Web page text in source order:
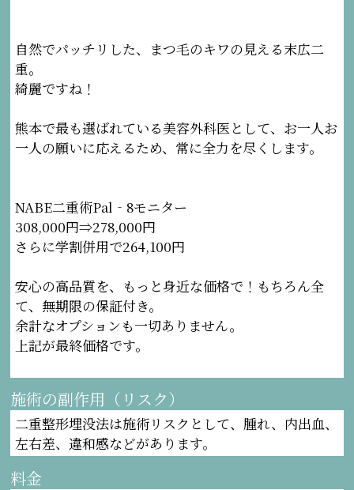
自然でパッチリした、まつ毛のキワの見える末広二
重。
綺麗ですね！
熊本で最も選ばれている美容外科医として、お一人お
一人の願いに応えるため、常に全力を尽くします。
NABE二重術Pal‐8モニター
308,000円⇒278,000円
さらに学割併用で264,100円
安心の高品質を、もっと身近な価格で！もちろん全
て、無期限の保証付き。
余計なオプションも一切ありません。
上記が最終価格です。
施術の副作用（リスク）
二重整形埋没法は施術リスクとして、腫れ、内出血、
左右差、違和感などがあります。
料金